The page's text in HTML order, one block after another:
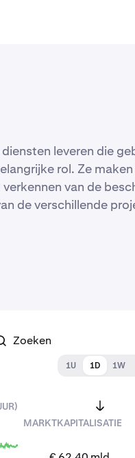
leveren die
rol. Ze
van de
de verschillende
1U 1D 1W
MARKTKAPITALISATIE